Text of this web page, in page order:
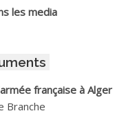
les media
française à Alger
Branche